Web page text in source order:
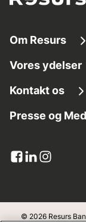
Om Resurs
Om os
Tilgængelighed
Resurs i tal
Integritet og
Vores ydelser
Lån penge
Kreditkort
Kontakt os
Kundeservice
Klageadgang
Presse og
Pressekontakt
© 2026 Resurs